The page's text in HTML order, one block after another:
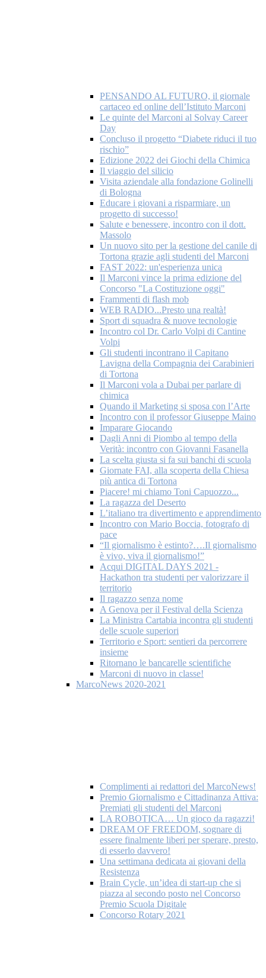
PENSANDO AL FUTURO, il giornale
cartaceo ed online dell’Istituto Marconi
Le quinte del Marconi al Solvay Career
Day
Concluso il progetto “Diabete riduci il tuo
rischio”
Edizione 2022 dei Giochi della Chimica
Il viaggio del silicio
Visita aziendale alla fondazione Golinelli
di Bologna
Educare i giovani a risparmiare, un
progetto di successo!
Salute e benessere, incontro con il dott.
Massolo
Un nuovo sito per la gestione del canile di
Tortona grazie agli studenti del Marconi
FAST 2022: un'esperienza unica
Il Marconi vince la prima edizione del
Concorso "La Costituzione oggi"
Frammenti di flash mob
WEB RADIO...Presto una realtà!
Sport di squadra & nuove tecnologie
Incontro col Dr. Carlo Volpi di Cantine
Volpi
Gli studenti incontrano il Capitano
Lavigna della Compagnia dei Carabinieri
di Tortona
Il Marconi vola a Dubai per parlare di
chimica
Quando il Marketing si sposa con l’Arte
Incontro con il professor Giuseppe Maino
Imparare Giocando
Dagli Anni di Piombo al tempo della
Verità: incontro con Giovanni Fasanella
La scelta giusta si fa sui banchi di scuola
Giornate FAI, alla scoperta della Chiesa
più antica di Tortona
Piacere! mi chiamo Toni Capuozzo...
La ragazza del Deserto
L’italiano tra divertimento e apprendimento
Incontro con Mario Boccia, fotografo di
pace
“Il giornalismo è estinto?….Il giornalismo
è vivo, viva il giornalismo!”
Acqui DIGITAL DAYS 2021 -
Hackathon tra studenti per valorizzare il
territorio
Il ragazzo senza nome
A Genova per il Festival della Scienza
La Ministra Cartabia incontra gli studenti
delle scuole superiori
Territorio e Sport: sentieri da percorrere
insieme
Ritornano le bancarelle scientifiche
Marconi di nuovo in classe!
MarcoNews 2020-2021
Complimenti ai redattori del MarcoNews!
Premio Giornalismo e Cittadinanza Attiva:
Premiati gli studenti del Marconi
LA ROBOTICA… Un gioco da ragazzi!
DREAM OF FREEDOM, sognare di
essere finalmente liberi per sperare, presto,
di esserlo davvero!
Una settimana dedicata ai giovani della
Resistenza
Brain Cycle, un’idea di start-up che si
piazza al secondo posto nel Concorso
Premio Scuola Digitale
Concorso Rotary 2021